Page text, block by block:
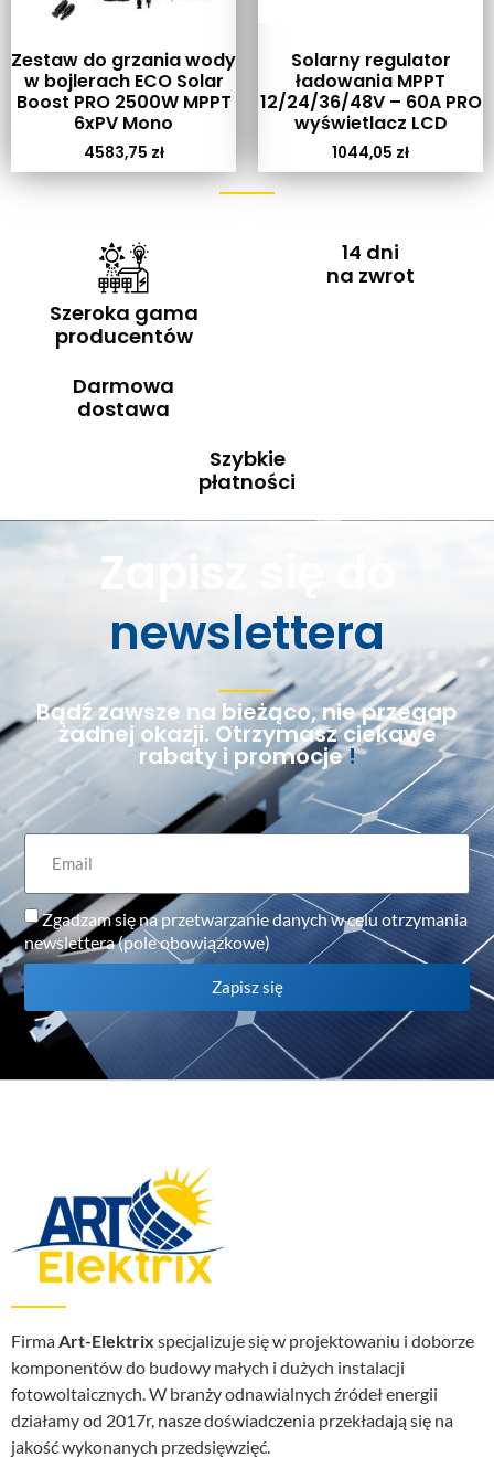
Zestaw do grzania wody
w bojlerach ECO Solar
Boost PRO 2500W MPPT
6xPV Mono
4583,75 zł
Solarny regulator
ładowania MPPT
12/24/36/48V – 60A PRO
wyświetlacz LCD
1044,05 zł
Szeroka gama
producentów
14 dni
na zwrot
Darmowa
dostawa
Szybkie
płatności
Zapisz się do
newslettera
Bądź zawsze na bieżąco, nie przegap
żadnej okazji. Otrzymasz ciekawe
rabaty i promocje!
Zgadzam się na przetwarzanie danych w celu otrzymania
newslettera (pole obowiązkowe)
Zapisz się
FirmaArt-Elektrix specjalizuje się w projektowaniu i doborze
komponentów do budowy małych i dużych instalacji
fotowoltaicznych. W branży odnawialnych źródeł energii
działamy od 2017r, nasze doświadczenia przekładają się na
jakość wykonanych przedsięwzięć.